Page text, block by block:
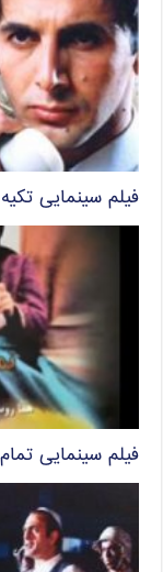
فیلم سینمایی تکیه
فیلم سینمایی